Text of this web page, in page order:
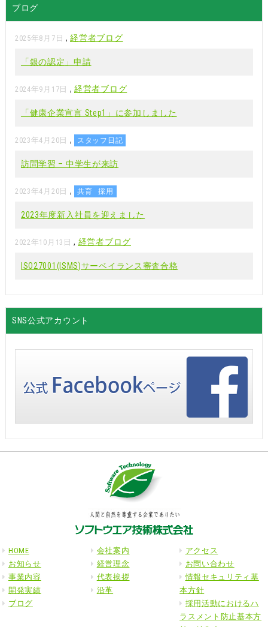
ブログ
2025年8月7日 ,経営者ブログ
「銀の認定」申請
2024年9月17日 ,経営者ブログ
「健康企業宣言 Step1」に参加しました
2023年4月20日 , スタッフ日記
訪問学習 – 中学生が来訪
2023年4月20日 , 共育 採用
2023年度新入社員を迎えました
2022年10月13日 , 経営者ブログ
ISO27001(ISMS)サーベイランス審査合格
SNS公式アカウント
HOME
お知らせ
事業内容
開発実績
ブログ
会社案内
経営理念
代表挨拶
沿革
アクセス
お問い合わせ
情報セキュリティ基
本方針
採用活動におけるハ
ラスメント防止基本方